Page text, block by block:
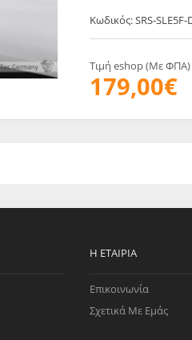
Κωδικός: SRS-
Τιμή eshop (Με ΦΠΑ)
179,00€
Η ΕΤΑΙΡΊΑ
Επικοινωνία
Σχετικά Με Εμάς